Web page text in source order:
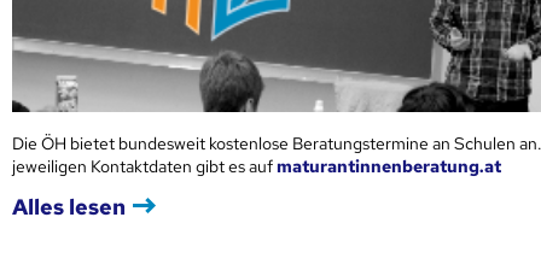
Die ÖH bietet bundesweit kostenlose Beratungstermine an Schulen
jeweiligen Kontaktdaten gibt es aufmaturantinnenberatung.at
Alles lesen